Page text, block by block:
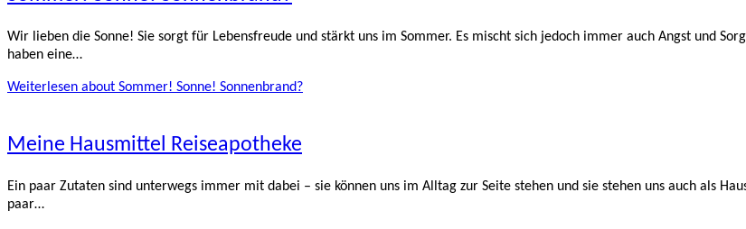
Wir lieben die Sonne! Sie sorgt für Lebensfreude und stärkt uns im Sommer. Es mischt sich jedoch immer auch Angst und
haben eine…
Weiterlesen about Sommer! Sonne! Sonnenbrand?
Meine Hausmittel Reiseapotheke
Ein paar Zutaten sind unterwegs immer mit dabei – sie können uns im Alltag zur Seite stehen und sie stehen uns auch als
paar…